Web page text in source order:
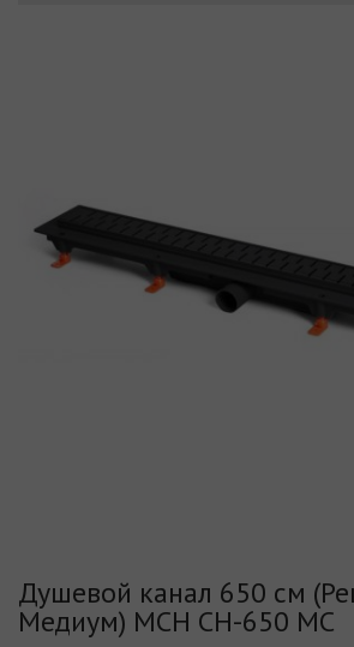
Душевой канал 650 см
Медиум) MCH CH-650 MC